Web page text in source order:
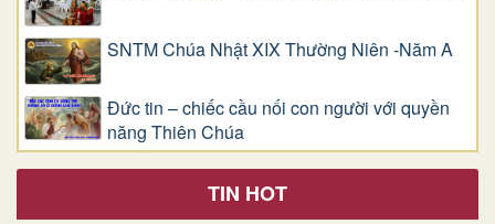
SNTM Chúa Nhật XIX Thường Niên -Năm A
Đức tin – chiếc cầu nối con người với quyền
năng Thiên Chúa
TIN HOT